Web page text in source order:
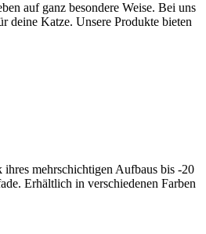
auf ganz besondere Weise. Bei uns
deine Katze. Unsere Produkte bieten
ihres mehrschichtigen Aufbaus bis -20
Erhältlich in verschiedenen Farben